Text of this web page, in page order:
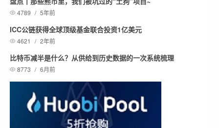
4789 / 5年前
ICC公链获得全球顶级基金联合投资1亿美元
4621 / 2年前
比特币减半是什么？从供给到历史数据的一次系统梳理
8773 / 6月前